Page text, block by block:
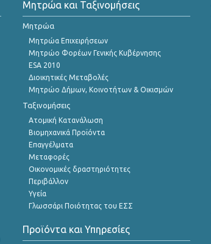
Μητρώα και Ταξινομήσεις
Μητρώα
Μητρώα Επιχειρήσεων
Μητρώο Φορέων Γενικής Κυβέρνησης
ESA 2010
Διοικητικές Μεταβολές
Μητρώο Δήμων, Κοινοτήτων & Οικισμών
Ταξινομήσεις
Ατομική Κατανάλωση
Βιομηχανικά Προϊόντα
Επαγγέλματα
Μεταφορές
Οικονομικές δραστηριότητες
Περιβάλλον
Υγεία
Γλωσσάρι Ποιότητας του ΕΣΣ
Προϊόντα και Υπηρεσίες